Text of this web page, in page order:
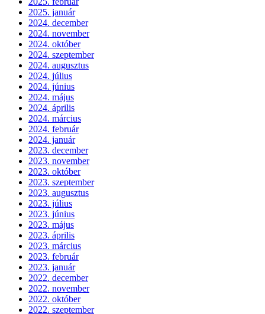
2025. január
2024. december
2024. november
2024. október
2024. szeptember
2024. augusztus
2024. július
2024. június
2024. május
2024. április
2024. március
2024. február
2024. január
2023. december
2023. november
2023. október
2023. szeptember
2023. augusztus
2023. július
2023. június
2023. május
2023. április
2023. március
2023. február
2023. január
2022. december
2022. november
2022. október
2022. szeptember